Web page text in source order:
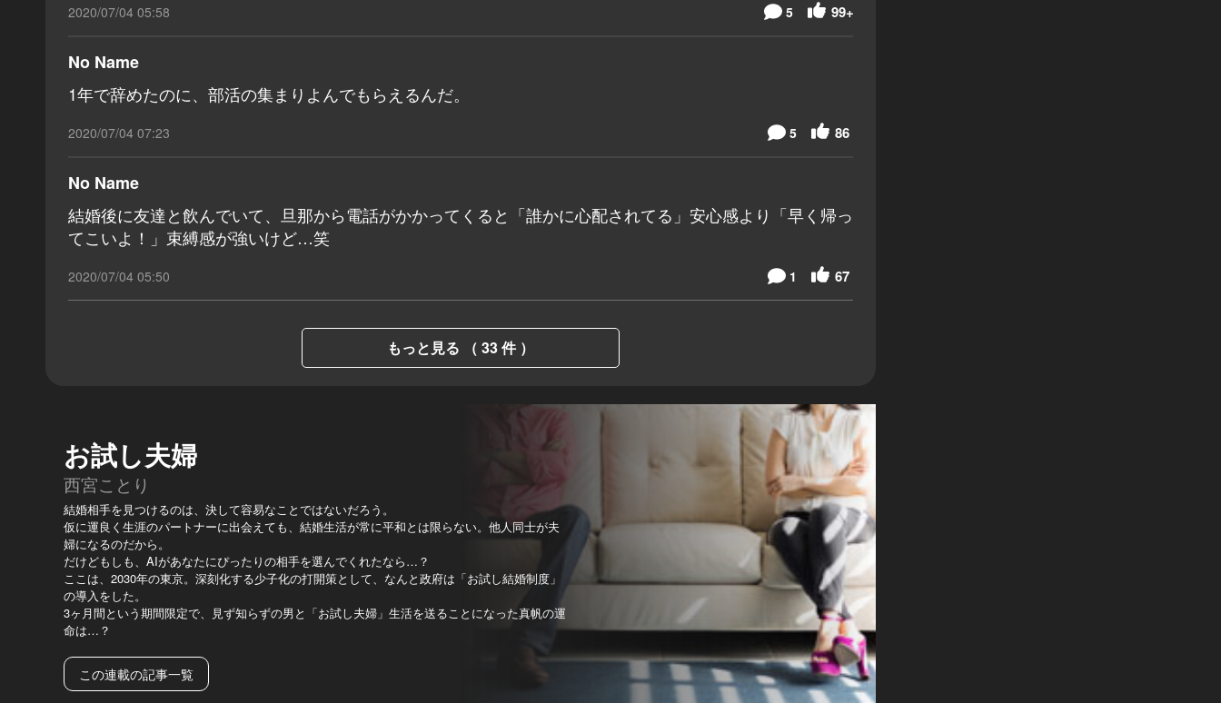
2020/07/04 05:58 99+
5
No Name
1年で辞めたのに、部活の集まりよんでもらえるんだ。
2020/07/04 07:23 86
5
No Name
結婚後に友達と飲んでいて、旦那から電話がかかってくると「誰かに心配されてる」安心感より「早く帰っ
てこいよ！」束縛感が強いけど…笑
2020/07/04 05:50 67
1
もっと見る （ 33 件 ）
お試し夫婦
西宮ことり
結婚相手を見つけるのは、決して容易なことではないだろう。
仮に運良く生涯のパートナーに出会えても、結婚生活が常に平和とは限らない。他人同士が夫
婦になるのだから。
だけどもしも、AIがあなたにぴったりの相手を選んでくれたなら…？
ここは、2030年の東京。深刻化する少子化の打開策として、なんと政府は「お試し結婚制度」
の導入をした。
3ヶ月間という期間限定で、見ず知らずの男と「お試し夫婦」生活を送ることになった真帆の運
命は…？
この連載の記事一覧